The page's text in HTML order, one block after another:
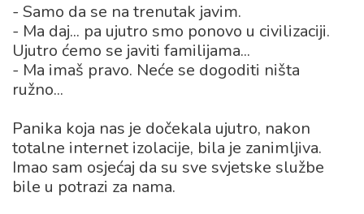
- Samo da se na trenutak javim.
- Ma daj... pa ujutro smo ponovo u civilizaciji.
Ujutro ćemo se javiti familijama...
- Ma imaš pravo. Neće se dogoditi ništa
ružno...
Panika koja nas je dočekala ujutro, nakon
totalne internet izolacije, bila je zanimljiva.
Imao sam osjećaj da su sve svjetske službe
bile u potrazi za nama.